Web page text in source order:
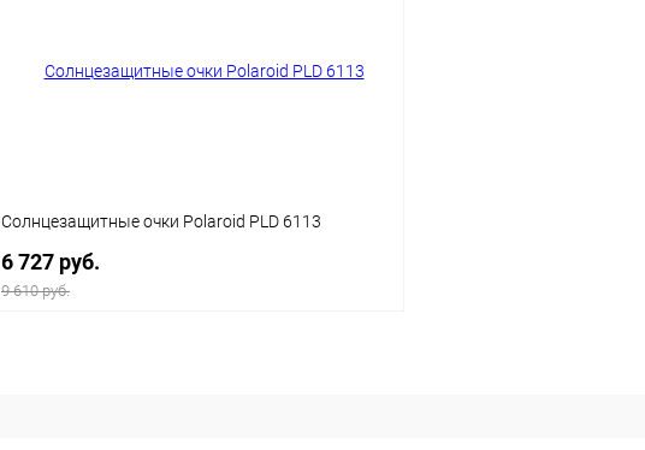
Солнцезащитные очки Polaroid PLD 6113
6 727 руб.
9 610 руб.